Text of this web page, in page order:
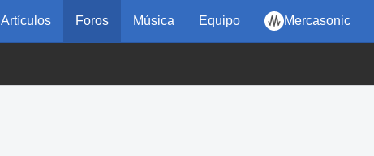
Artículos Foros Música Equipo Mercasonic